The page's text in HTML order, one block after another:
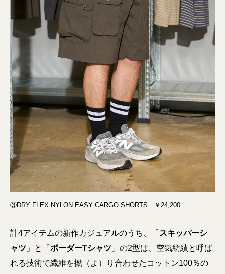
③DRY FLEX NYLON EASY CARGO SHORTS ￥24,200
計4アイテムの新作カジュアルのうち、「 スキッパーシ
ャツ 」と「 ボーダーTシャツ 」の2型は、空気紡績と呼ば
れる技術で繊維を撚（よ）り合わせたコットン100％の